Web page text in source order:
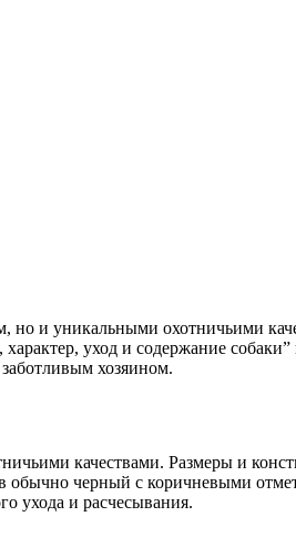
и уникальными охотничьими
уход и содержание
хозяином.
качествами. Размеры и
черный с коричневыми
ухода и расчесывания.